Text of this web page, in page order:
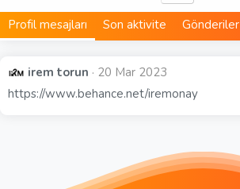
Profil mesajları Son aktivite Gönderiler
irem torun
20 Mar 2023
https://www.behance.net/iremonay